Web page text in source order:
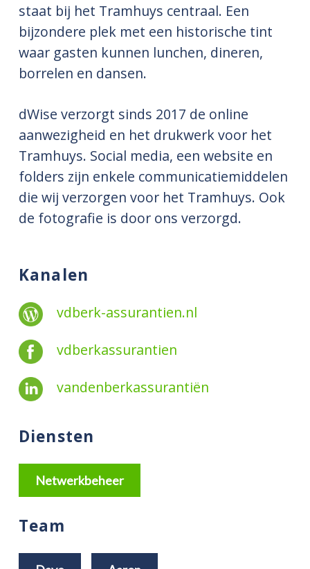
staat bij het Tramhuys centraal. Een
bijzondere plek met een historische tint
waar gasten kunnen lunchen, dineren,
borrelen en dansen.
dWise verzorgt sinds 2017 de online
aanwezigheid en het drukwerk voor het
Tramhuys. Social media, een website en
folders zijn enkele communicatiemiddelen
die wij verzorgen voor het Tramhuys. Ook
de fotografie is door ons verzorgd.
Kanalen
vdberk-assurantien.nl
vdberkassurantien
vandenberkassurantiën
Diensten
Netwerkbeheer
Team